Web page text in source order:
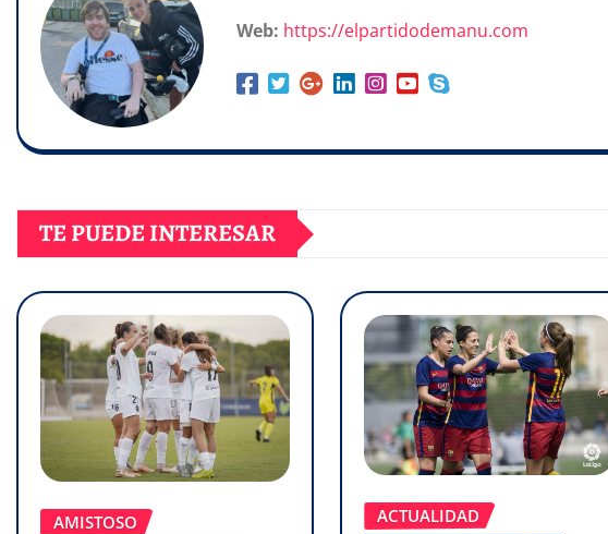
Web: https://elpartidodemanu.com
TE PUEDE INTERESAR
AMISTOSO
ACTUALIDAD